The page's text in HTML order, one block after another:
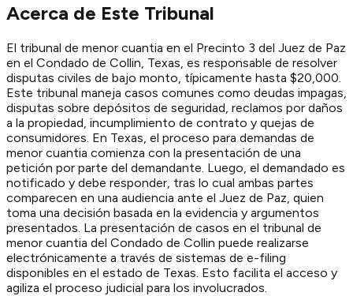
Acerca de Este Tribunal
El tribunal de menor cuantia en el Precinto 3 del Juez de Paz
en el Condado de Collin, Texas, es responsable de resolver
disputas civiles de bajo monto, típicamente hasta $20,000.
Este tribunal maneja casos comunes como deudas impagas,
disputas sobre depósitos de seguridad, reclamos por daños
a la propiedad, incumplimiento de contrato y quejas de
consumidores. En Texas, el proceso para demandas de
menor cuantia comienza con la presentación de una
petición por parte del demandante. Luego, el demandado es
notificado y debe responder, tras lo cual ambas partes
comparecen en una audiencia ante el Juez de Paz, quien
toma una decisión basada en la evidencia y argumentos
presentados. La presentación de casos en el tribunal de
menor cuantia del Condado de Collin puede realizarse
electrónicamente a través de sistemas de e-filing
disponibles en el estado de Texas. Esto facilita el acceso y
agiliza el proceso judicial para los involucrados.